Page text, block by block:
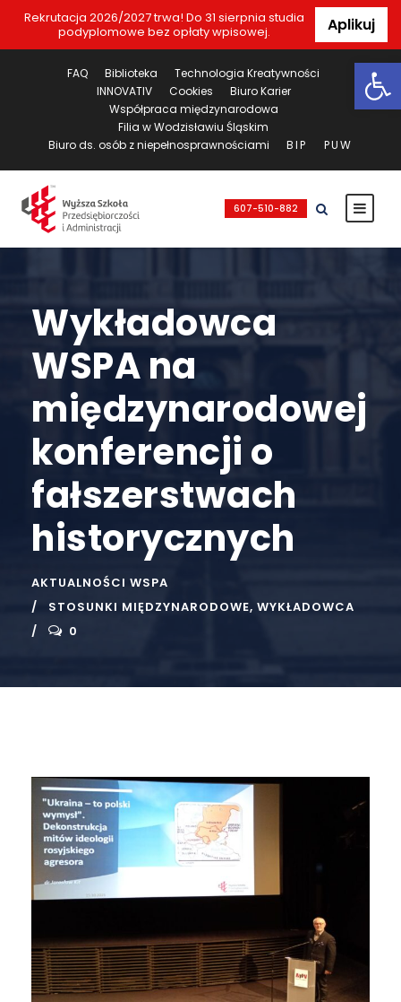
Rekrutacja 2026/2027 trwa! Do 31 sierpnia studia
podyplomowe bez opłaty wpisowej.
Aplikuj
FAQ Biblioteka
Technologia Kreatywności
INNOVATIV
Cookies
Biuro Karier
Współpraca międzynarodowa
Filia w Wodzisławiu Śląskim
Biuro ds. osób z niepełnosprawnościami
BIP PUW
607-510-882
Wykładowca
WSPA na
międzynarodowej
konferencji o
fałszerstwach
historycznych
AKTUALNOŚCI WSPA
STOSUNKI MIĘDZYNARODOWE, WYKŁADOWCA
0